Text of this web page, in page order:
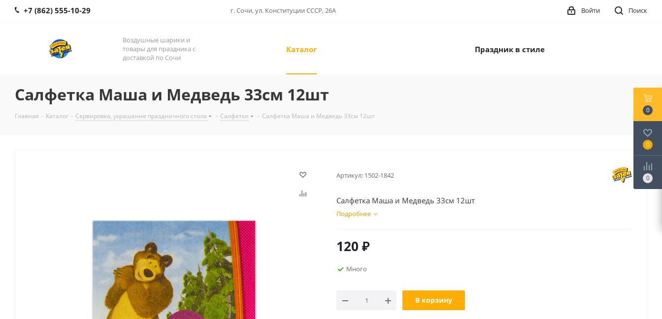
+7 (862) 555-10-29 г. Сочи, ул. Конституции СССР, 26А Поиск
Войти
Воздушные шарики и
товары для праздника с
доставкой по Сочи
Каталог Праздник в стиле
Салфетка Маша и Медведь 33см 12шт
Главная - Каталог - Сервировка, украшение праздничного стола - Салфетки - Салфетка Маша и Медведь 33см 12шт
Артикул: 1502-1842
Салфетка Маша и Медведь 33см 12шт
Подробнее
120 ₽
Много
В корзину
0
0
0